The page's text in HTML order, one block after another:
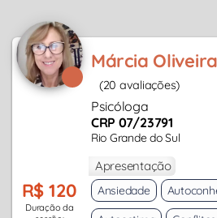
Márcia Oliveira
(20 avaliações)
Psicóloga
CRP 07/23791
Rio Grande do Sul
Apresentação
R$ 120
Duração da
Ansiedade